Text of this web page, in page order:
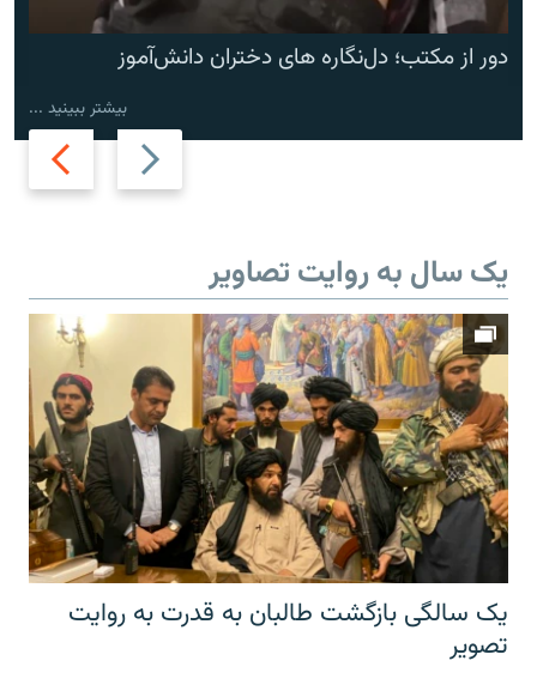
Previous
slide
Next
slide
دور از مکتب؛ دل‌نگاره های دختران دانش‌آموز
بیشتر ببینید ...
یک سال به روایت تصاویر
یک سالگی بازگشت طالبان به قدرت به روایت
تصویر